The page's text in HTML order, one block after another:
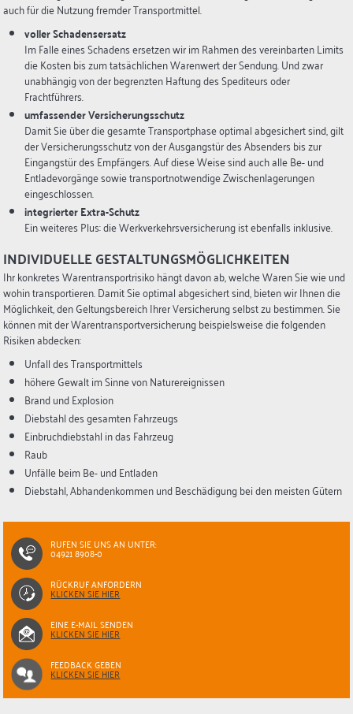
auch für die Nutzung fremder Transportmittel.
voller Schadensersatz
Im Falle eines Schadens ersetzen wir im Rahmen des vereinbarten Limits
die Kosten bis zum tatsächlichen Warenwert der Sendung. Und zwar
unabhängig von der begrenzten Haftung des Spediteurs oder
Frachtführers.
umfassender Versicherungsschutz
Damit Sie über die gesamte Transportphase optimal abgesichert sind, gilt
der Versicherungsschutz von der Ausgangstür des Absenders bis zur
Eingangstür des Empfängers. Auf diese Weise sind auch alle Be- und
Entladevorgänge sowie transportnotwendige Zwischenlagerungen
eingeschlossen.
integrierter Extra-Schutz
Ein weiteres Plus: die Werkverkehrsversicherung ist ebenfalls inklusive.
INDIVIDUELLE GESTALTUNGSMÖGLICHKEITEN
Ihr konkretes Warentransportrisiko hängt davon ab, welche Waren Sie wie und
wohin transportieren. Damit Sie optimal abgesichert sind, bieten wir Ihnen die
Möglichkeit, den Geltungsbereich Ihrer Versicherung selbst zu bestimmen. Sie
können mit der Warentransportversicherung beispielsweise die folgenden
Risiken abdecken:
Unfall des Transportmittels
höhere Gewalt im Sinne von Naturereignissen
Brand und Explosion
Diebstahl des gesamten Fahrzeugs
Einbruchdiebstahl in das Fahrzeug
Raub
Unfälle beim Be- und Entladen
Diebstahl, Abhandenkommen und Beschädigung bei den meisten Gütern
RUFEN SIE UNS AN UNTER:
04921 8908-0
RÜCKRUF ANFORDERN
KLICKEN SIE HIER
EINE E-MAIL SENDEN
KLICKEN SIE HIER
FEEDBACK GEBEN
KLICKEN SIE HIER